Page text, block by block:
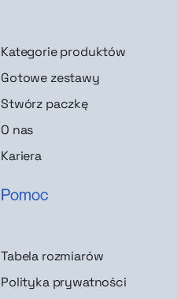
Kategorie produktów
Gotowe zestawy
Stwórz paczkę
O nas
Kariera
Pomoc
Tabela rozmiarów
Polityka prywatności